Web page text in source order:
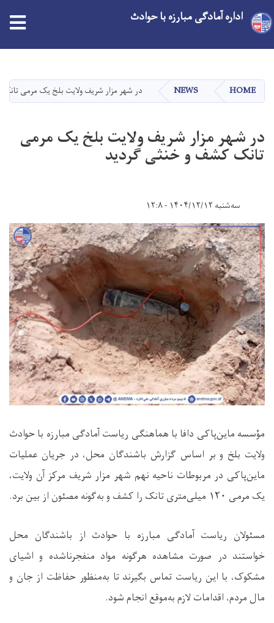
main
content
اداره آمادگی مبارزه با حوادث
HOME
NEWS در شهر مزار شریف ولایت بلخ یک مرمی
در شهر مزار شریف ولایت بلخ یک مرمی
تانک کشف و خنثی گردید
سه‌شنبه ۱۴۰۴/۱۲/۱۲ - ۱۲:۸
مؤسسه ماین‌پاکی دافا با هماهنگی ریاست آمادگی مبارزه با حوادث
ولایت بلخ و بر اساس گزارش باشندگان محل، در جریان عملیات
ماین‌پاکی در مربوطات ناحیه نهم شهر مزار شریف مرکز آن ولایت،
یک مرمی ۱۲۰ میلی‌متری تانک را کشف و به‌گونه مصئون از بین برد.
مسئولان ریاست آمادگی مبارزه با حوادث از باشندگان محل
خواستند در صورت مشاهده هرگونه مواد منفجرناشده و اشیای
مشکوک، با این ریاست تماس بگیرند تا به‌منظور حفاظت از جان و
مال مردم، اقدامات لازم به‌موقع انجام شود.